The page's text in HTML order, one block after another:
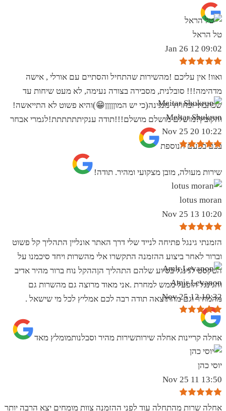
טל הראל
09:02 12 Jan 26
ואוו! אין עליכם !מהשירות שהתחיל והסתיים עם אורלי , אישה
מדהימה!!! סובלנית, מסבירה בצורה נעימה, לא מעט שיחות עד
שכתבתי ובחרתי מנגינה(כי יש המוןןןןן😁)והיא פשוט לא התייאשה!
והקובץ?מושלם מושלם מושלם!!!תודה ענקיתתתתתת!לגמרי אבחר
בכם בפעם הנוספת
Meitar Shukrun
10:22 20 Nov 25
שירות מעולה, מובן מצקועי ומהיר. תודה!
lotus moran
10:20 13 Nov 25
הזמנתי גינגל פתיחה לנייד שלי דרך האתר אונליין התהליך קל פשוט
וברור לאחר ביצוע ההזמנה התקשרו אלי מהשרות ויחד סיכמנו על
הטקסט לגינגל בסיוע שלהם התהליך הןההקל נוח ברור מהיר אדיב
והגינגל הופעל ממש למחרת .אני מאוד מרוצה גם מהשרות גם
מהמחיר וגם מהתוצאה תודה רבה לכם אמליץ לכל מי שישאל .
Amir Levanon
10:32 12 Nov 25
אחלה קריינות אחלה שירותשירות מהיר וסבלנותמומלץ מאד
יוסי כהן
13:50 11 Nov 25
אחלה שרות מהתחלה עוד לפני ההזמנה צוות מומחים יצא הרבה יותר